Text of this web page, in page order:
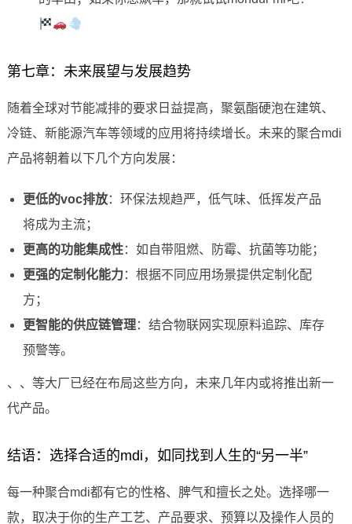
第七章：未来展望与发展趋势
随着全球对节能减排的要求日益提高，聚氨酯硬泡在建筑、
冷链、新能源汽车等领域的应用将持续增长。未来的聚合mdi
产品将朝着以下几个方向发展：
更低的voc排放：环保法规趋严，低气味、低挥发产品
将成为主流；
更高的功能集成性：如自带阻燃、防霉、抗菌等功能；
更强的定制化能力：根据不同应用场景提供定制化配
方；
更智能的供应链管理：结合物联网实现原料追踪、库存
预警等。
、、等大厂已经在布局这些方向，未来几年内或将推出新一
代产品。
结语：选择合适的mdi，如同找到人生的“另一半”
每一种聚合mdi都有它的性格、脾气和擅长之处。选择哪一
款，取决于你的生产工艺、产品要求、预算以及操作人员的